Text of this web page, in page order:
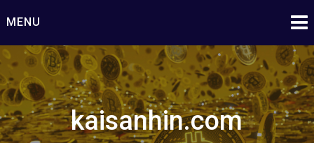
naar
inhoud
MENU
kaisanhin.com